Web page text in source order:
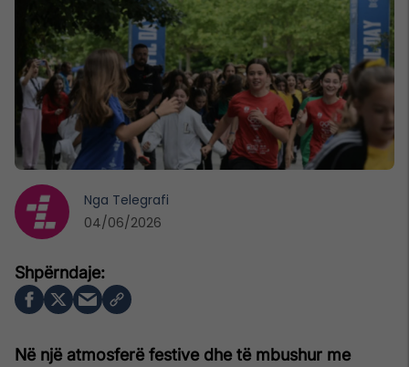
Në një atmosferë festive dhe të mbushur me
Nga Telegrafi
04/06/2026